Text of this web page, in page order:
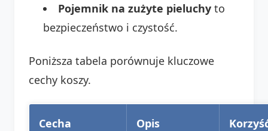
Pojemnik na zużyte pieluchy to
bezpieczeństwo i czystość.
Poniższa tabela porównuje kluczowe
cechy koszy.
Cecha Opis